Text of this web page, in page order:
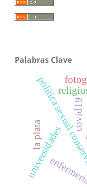
Palabras Clave
política
universidades
la plata
covid19